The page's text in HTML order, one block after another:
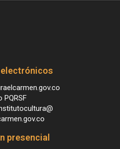
electrónicos
PQRSF
presencial